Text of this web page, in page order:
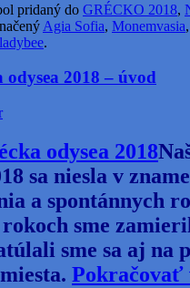
pridaný do GRÉCKO 2018,
Agia Sofia, Monemvasia,
ladybee.
odysea 2018 – úvod
sa niesla v
a spontánnych
sme
sme sa aj na
Pokračovať